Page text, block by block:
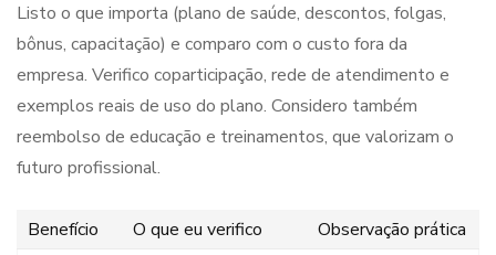
Listo o que importa (plano de saúde, descontos, folgas,
bônus, capacitação) e comparo com o custo fora da
empresa. Verifico coparticipação, rede de atendimento e
exemplos reais de uso do plano. Considero também
reembolso de educação e treinamentos, que valorizam o
futuro profissional.
Benefício O que eu verifico Observação prática